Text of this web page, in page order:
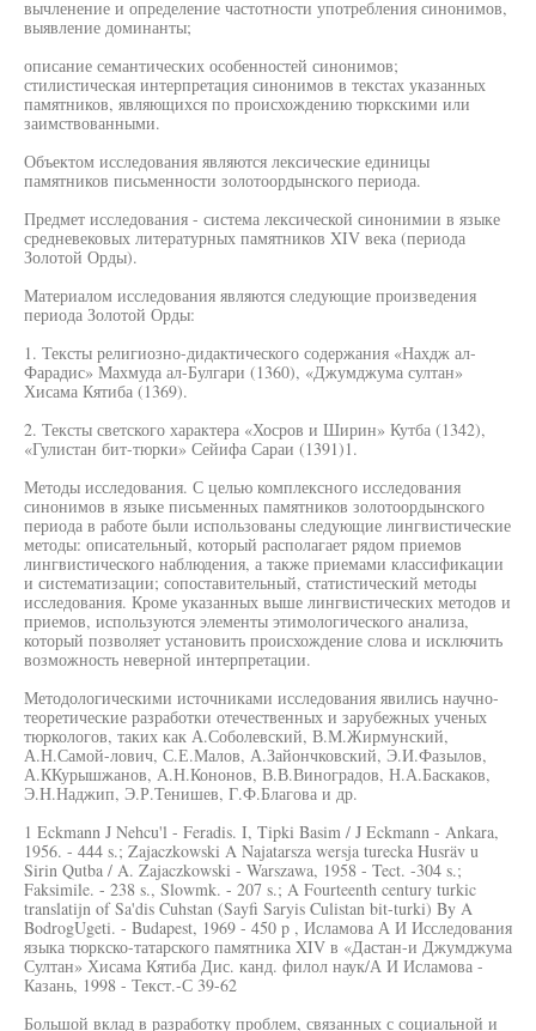
вычленение и определение частотности употребления синонимов,
выявление доминанты;
описание семантических особенностей синонимов;
стилистическая интерпретация синонимов в текстах указанных
памятников, являющихся по происхождению тюркскими или
заимствованными.
Объектом исследования являются лексические единицы
памятников письменности золотоордынского периода.
Предмет исследования - система лексической синонимии в языке
средневековых литературных памятников XIV века (периода
Золотой Орды).
Материалом исследования являются следующие произведения
периода Золотой Орды:
1. Тексты религиозно-дидактического содержания «Нахдж ал-
Фарадис» Махмуда ал-Булгари (1360), «Джумджума султан»
Хисама Кятиба (1369).
2. Тексты светского характера «Хосров и Ширин» Кутба (1342),
«Гулистан бит-тюрки» Сейифа Сараи (1391)1.
Методы исследования. С целью комплексного исследования
синонимов в языке письменных памятников золотоордынского
периода в работе были использованы следующие лингвистические
методы: описательный, который располагает рядом приемов
лингвистического наблюдения, а также приемами классификации
и систематизации; сопоставительный, статистический методы
исследования. Кроме указанных выше лингвистических методов и
приемов, используются элементы этимологического анализа,
который позволяет установить происхождение слова и исключить
возможность неверной интерпретации.
Методологическими источниками исследования явились научно-
теоретические разработки отечественных и зарубежных ученых
тюркологов, таких как А.Соболевский, В.М.Жирмунский,
А.Н.Самой-лович, С.Е.Малов, А.Зайончковский, Э.И.Фазылов,
А.ККурышжанов, А.Н.Кононов, В.В.Виноградов, Н.А.Баскаков,
Э.Н.Наджип, Э.Р.Тенишев, Г.Ф.Благова и др.
1 Eckmann J Nehcu'l - Feradis. I, Tipki Basim / J Eckmann - Ankara,
1956. - 444 s.; Zajaczkowski A Najatarsza wersja turecka Husräv u
Sirin Qutba / A. Zajaczkowski - Warszawa, 1958 - Tect. -304 s.;
Faksimile. - 238 s., Slowmk. - 207 s.; A Fourteenth century turkic
translatijn of Sa'dis Cuhstan (Sayfi Saryis Culistan bit-turki) By A
BodrogUgeti. - Budapest, 1969 - 450 p , Исламова А И Исследования
языка тюркско-татарского памятника XIV в «Дастан-и Джумджума
Султан» Хисама Кятиба Дис. канд. филол наук/А И Исламова -
Казань, 1998 - Текст.-С 39-62
Большой вклад в разработку проблем, связанных с социальной и